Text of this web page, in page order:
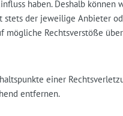
haben. Deshalb können
stets der jeweilige Anbieter
mögliche Rechtsverstöße
einer
entfernen.